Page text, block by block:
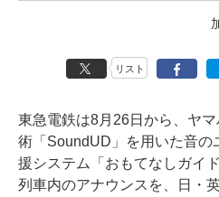
リスト
東急電鉄は8月26日から、ヤ
術「SoundUD」を用いた音の
援システム「おもてなしガイ
列車内のアナウンスを、日・